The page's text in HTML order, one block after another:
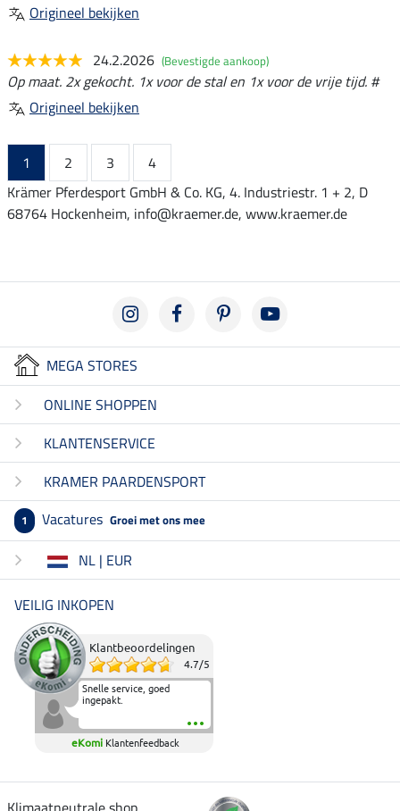
Origineel bekijken
24.2.2026 (Bevestigde aankoop)
Op maat. 2x gekocht. 1x voor de stal en 1x voor de vrije tijd. #
Origineel bekijken
1 2 3
4
Krämer Pferdesport GmbH & Co. KG, 4. Industriestr. 1 + 2, D
68764 Hockenheim, info@kraemer.de, www.kraemer.de
MEGA STORES
ONLINE SHOPPEN
KLANTENSERVICE
KRAMER PAARDENSPORT
1 Vacatures Groei met ons mee
NL | EUR
VEILIG INKOPEN
Klantbeoordelingen
4.7/5
Snelle service, goed
ingepakt.
eKomi Klantenfeedback